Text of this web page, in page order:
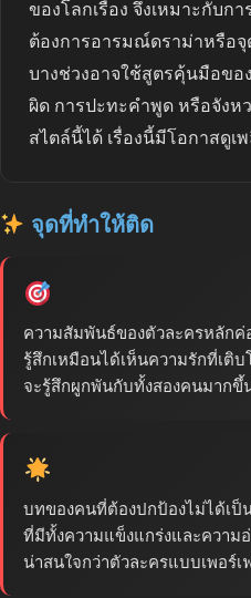
ของโลกเรื่อง จึงเหมาะกับก
ต้องการอารมณ์ดราม่าหรือ
บางช่วงอาจใช้สูตรคุ้นมือขอ
ผิด การปะทะคำพูด หรือจังห
สไตล์นี้ได้ เรื่องนี้มีโอกาสดูเ
จุดที่ทำให้ติด
ความสัมพันธ์ของตัวละครหลักค่
รู้สึกเหมือนได้เห็นความรักที่เติ
จะรู้สึกผูกพันกับทั้งสองคนมากขึ้
บทของคนที่ต้องปกป้องไม่ได้เป็
ที่มีทั้งความแข็งแกร่งและความ
น่าสนใจกว่าตัวละครแบบเพอร์เ